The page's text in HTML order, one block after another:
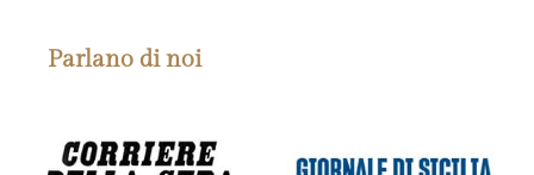
Parlano di noi